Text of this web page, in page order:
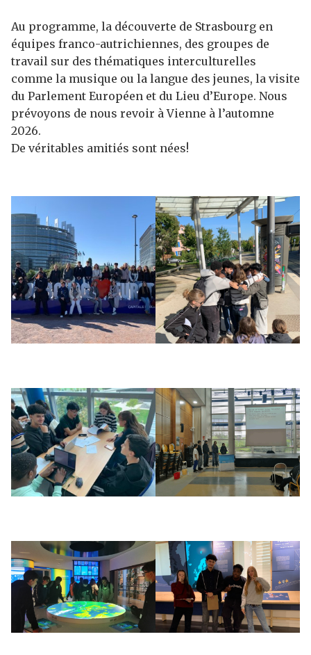
Au programme, la découverte de Strasbourg en
équipes franco-autrichiennes, des groupes de
travail sur des thématiques interculturelles
comme la musique ou la langue des jeunes, la visite
du Parlement Européen et du Lieu d’Europe. Nous
prévoyons de nous revoir à Vienne à l’automne
2026.
De véritables amitiés sont nées!